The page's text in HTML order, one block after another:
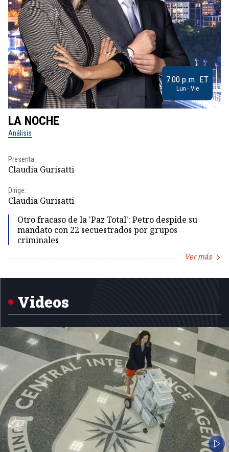
7:00 p.m. ET
Lun - Vie
LA NOCHE
Análisis
Presenta:
Claudia Gurisatti
Dirige:
Claudia Gurisatti
Otro fracaso de la 'Paz Total': Petro despide su
mandato con 22 secuestrados por grupos
criminales
Ver más
Videos